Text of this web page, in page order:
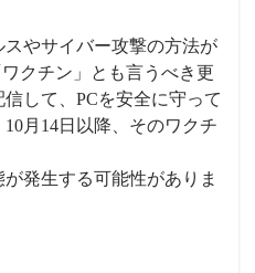
やサイバー攻撃の方法が
クチン」とも言うべき更
して、PCを安全に守って
月14日以降、そのワクチ
発生する可能性がありま